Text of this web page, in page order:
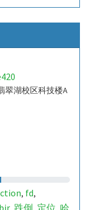
comfort,ilc,
,pir,人体活
翠湖校区科技楼A
, fd,
跌倒 定位 哈